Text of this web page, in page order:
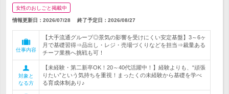
女性のおしごと掲載中
情報更新日：2026/07/28 終了予定日： 2026/08/27
仕事内容
【大手流通グループ◎景気の影響を受けにくい安定基盤】3～6ヶ
月で基礎習得⇒品出し・レジ・売場づくりなどを担当⇒裁量ある
チーフ業務へ挑戦も可！
対象と
なる方
【未経験・第二新卒OK！20～40代活躍中！】経験よりも、“頑張
りたい”という気持ちを重視！まったくの未経験から基礎を学べ
る育成体制あり♪